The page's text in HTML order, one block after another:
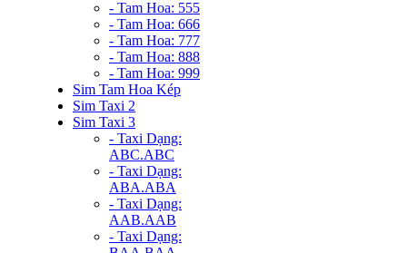
- Tam Hoa: 555
- Tam Hoa: 666
- Tam Hoa: 777
- Tam Hoa: 888
- Tam Hoa: 999
Sim Tam Hoa Kép
Sim Taxi 2
Sim Taxi 3
- Taxi Dạng:
ABC.ABC
- Taxi Dạng:
ABA.ABA
- Taxi Dạng:
AAB.AAB
- Taxi Dạng: